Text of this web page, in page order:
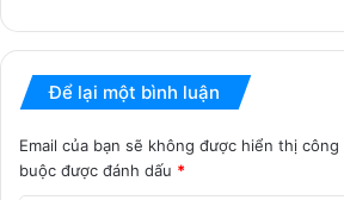
Để lại một bình luận
Email của bạn sẽ không được hiển thị công
buộc được đánh dấu *